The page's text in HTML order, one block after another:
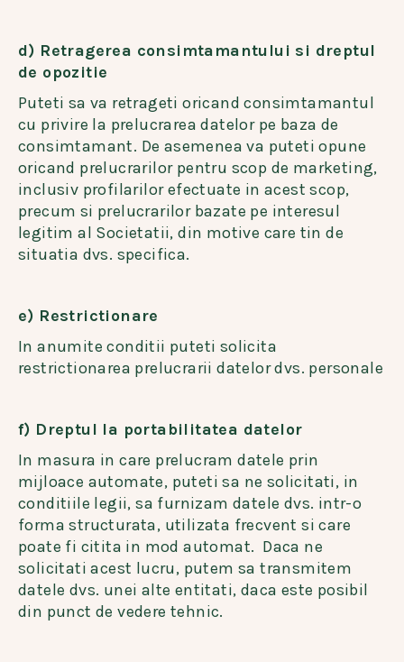
d) Retragerea consimtamantului si dreptul
de opozitie
Puteti sa va retrageti oricand consimtamantul
cu privire la prelucrarea datelor pe baza de
consimtamant. De asemenea va puteti opune
oricand prelucrarilor pentru scop de marketing,
inclusiv profilarilor efectuate in acest scop,
precum si prelucrarilor bazate pe interesul
legitim al Societatii, din motive care tin de
situatia dvs. specifica.
e) Restrictionare
In anumite conditii puteti solicita
restrictionarea prelucrarii datelor dvs. personale
f) Dreptul la portabilitatea datelor
In masura in care prelucram datele prin
mijloace automate, puteti sa ne solicitati, in
conditiile legii, sa furnizam datele dvs. intr-o
forma structurata, utilizata frecvent si care
poate fi citita in mod automat. Daca ne
solicitati acest lucru, putem sa transmitem
datele dvs. unei alte entitati, daca este posibil
din punct de vedere tehnic.